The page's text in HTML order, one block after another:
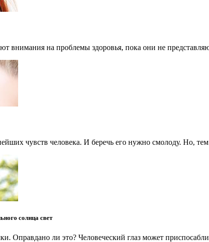
внимания на проблемы здоровья, пока они не
чувств человека. И беречь его нужно смолоду. Но,
солнца свет
Оправдано ли это? Человеческий глаз может